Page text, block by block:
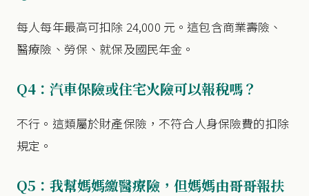
每人每年最高可扣除 24,000 元。這包含商業壽險、
醫療險、勞保、就保及國民年金。
Q4：汽車保險或住宅火險可以報稅嗎？
不行。這類屬於財產保險，不符合人身保險費的扣除
規定。
Q5：我幫媽媽繳醫療險，但媽媽由哥哥報扶